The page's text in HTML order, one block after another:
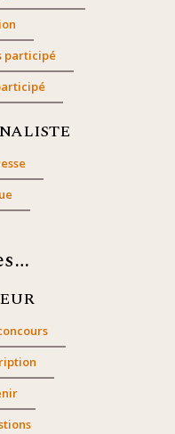
participé